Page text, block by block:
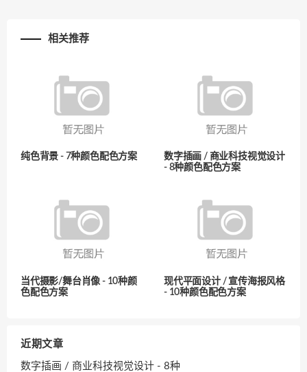
相关推荐
纯色背景 - 7种颜色配色方案
数字插画 / 商业科技视觉设计
- 8种颜色配色方案
当代摄影/舞台肖像 - 10种颜
色配色方案
现代平面设计 / 宣传海报风格
- 10种颜色配色方案
近期文章
数字插画 / 商业科技视觉设计 - 8种